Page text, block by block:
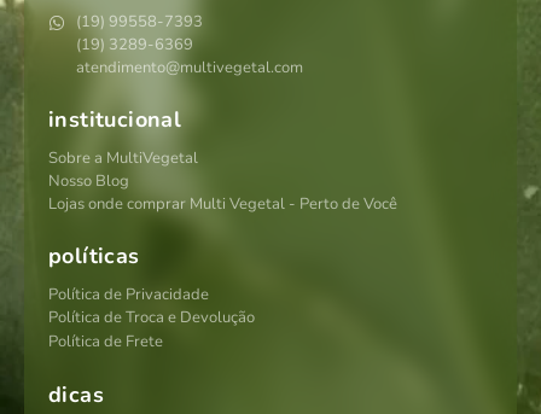
(19) 99558-7393
(19) 3289-6369
atendimento@multivegetal.com
institucional
Sobre a MultiVegetal
Nosso Blog
Lojas onde comprar Multi Vegetal - Perto de Você
políticas
Política de Privacidade
Política de Troca e Devolução
Política de Frete
dicas